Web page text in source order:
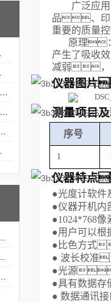
广泛应
品、印
重要的质量
原理
产生了吸收
减弱，
仪器图
测量项
序号
1
仪器特点
●光度计软
●仪器开机内
●1024*768像
●用户可以根
● 比色方式
● 波长校准
●光源
●具有数据
● 数据通讯